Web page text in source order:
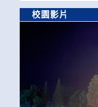
校園影片